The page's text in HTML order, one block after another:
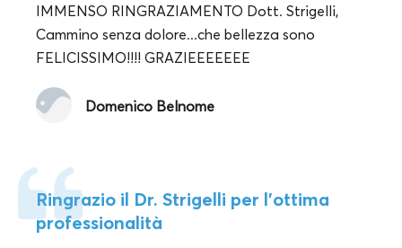
IMMENSO RINGRAZIAMENTO Dott. Strigelli,
Cammino senza dolore...che bellezza sono
FELICISSIMO!!!! GRAZIEEEEEEE
Domenico Belnome
Ringrazio il Dr. Strigelli per l'ottima
professionalità